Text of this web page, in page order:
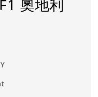
奧地利